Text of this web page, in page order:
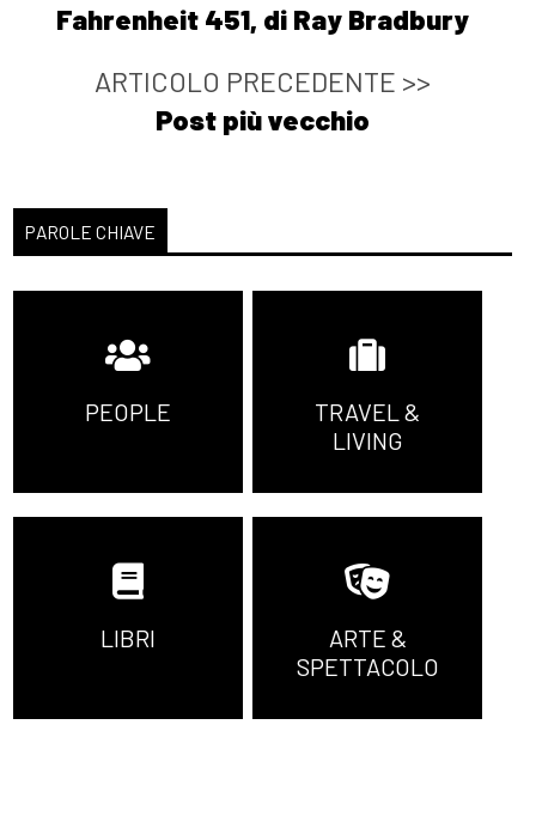
Fahrenheit 451, di Ray Bradbury
ARTICOLO PRECEDENTE >>
Post più vecchio
PAROLE CHIAVE
PEOPLE
TRAVEL &
LIVING
LIBRI
ARTE &
SPETTACOLO